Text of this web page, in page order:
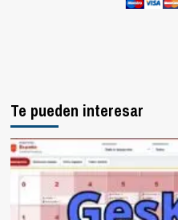
Te pueden interesar